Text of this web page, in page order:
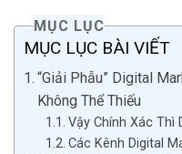
MỤC LỤC
MỤC LỤC BÀI VIẾT
“Giải Phẫu” Digital
Không Thể Thiếu
Vậy Chính Xác Thì
Các Kênh Digital